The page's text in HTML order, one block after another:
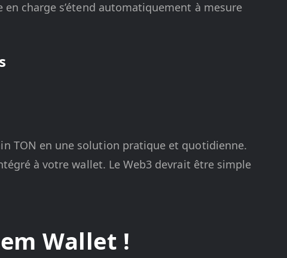
en charge s’étend automatiquement à mesure
TON en une solution pratique et quotidienne.
à votre wallet. Le Web3 devrait être simple
Wallet !